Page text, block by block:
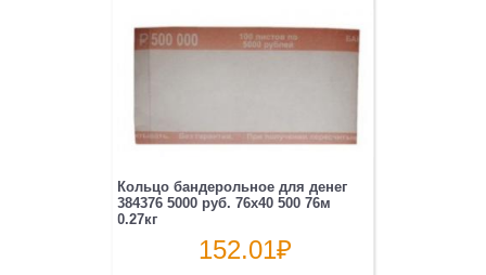
Кольцо бандерольное для денег
384376 5000 руб. 76х40 500 76м
0.27кг
152.01₽